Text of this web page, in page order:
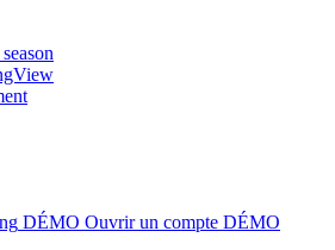
DÉMO Ouvrir un compte DÉMO